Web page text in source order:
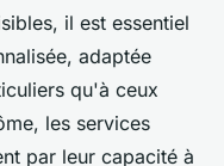
il est essentiel
adaptée
qu'à ceux
les services
par leur capacité à